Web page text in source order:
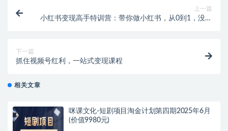
上一篇
小红书变现高手特训营：带你做小红书，从0到1，没有
下一篇
抓住视频号红利，一站式变现课程
相关文章
咪课文化-短剧项目淘金计划第四期2025年6月
(价值9980元)